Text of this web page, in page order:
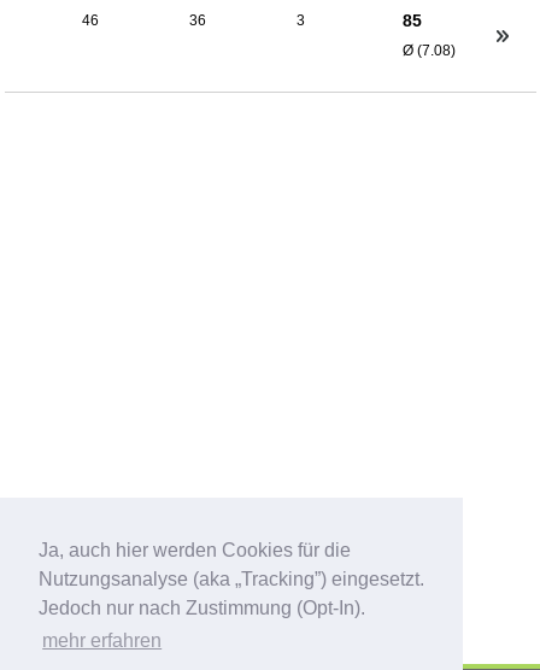
Ja, auch hier werden Cookies für die
Nutzungsanalyse (aka „Tracking”) eingesetzt.
Jedoch nur nach Zustimmung (Opt-In).
mehr erfahren
46
36 3 85
Ø (7.08)